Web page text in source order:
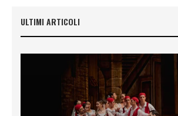
ULTIMI ARTICOLI